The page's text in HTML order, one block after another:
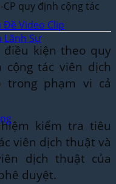
Đề Video Clip
Lãnh Sự
quy định cộng tác
kiện theo quy
tác viên dịch
trong phạm vi cả
kiểm tra tiêu
viên dịch thuật và
dịch thuật của
duyệt.